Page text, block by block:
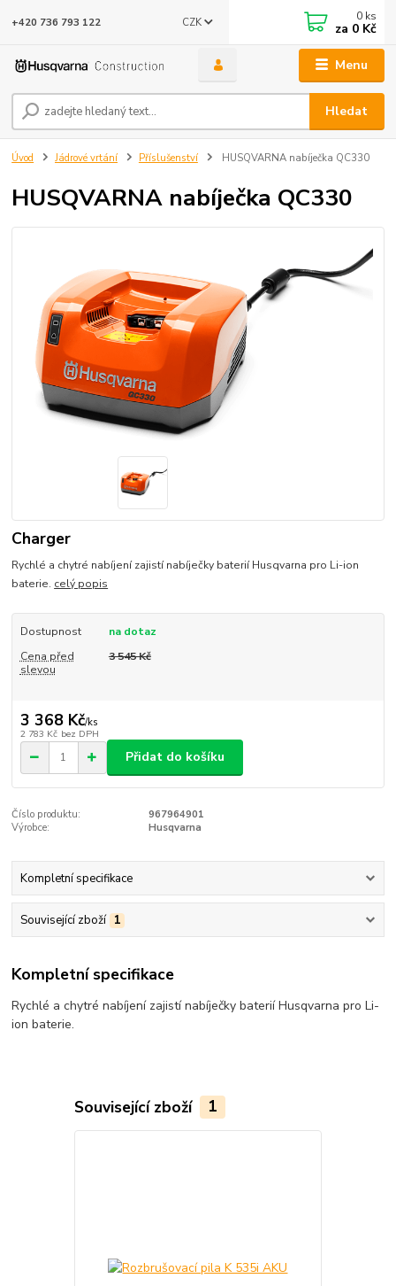
Menu
CZK
Hledat
+420 736 793 122 0 ks
za 0 Kč
Úvod Jádrové vrtání Příslušenství HUSQVARNA nabíječka QC330
HUSQVARNA nabíječka QC330
Charger
Rychlé a chytré nabíjení zajistí nabíječky baterií Husqvarna pro Li-ion
baterie. celý popis
Dostupnost
na dotaz
Cena před
slevou
3 545 Kč
3 368 Kč/ks
2 783 Kč bez DPH
Přidat do košíku
Číslo produktu:
967964901
Výrobce:
Husqvarna
Kompletní specifikace
Související zboží 1
Kompletní specifikace
Rychlé a chytré nabíjení zajistí nabíječky baterií Husqvarna pro Li-
ion baterie.
Související zboží 1